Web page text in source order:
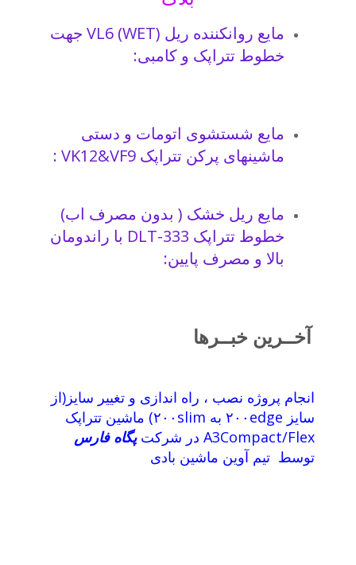
مایع روانکننده ریل (WET) VL6 جهت
خطوط تتراپک و کامبی:
مایع شستشوی اتومات و دستی
ماشینهای پرکن تتراپک VK12&VF9 :
مایع ریل خشک ( بدون مصرف اب)
خطوط تتراپک DLT-333 با راندومان
بالا و مصرف پایین:
آخــرین خبــرها
انجام پروژه نصب ، راه اندازی و تغییر سایز(از
سایز ۲۰۰edge به ۲۰۰slim) ماشین تتراپک
A3Compact/Flex در شرکت
پگاه فارس
توسط تیم آوین ماشین بادی